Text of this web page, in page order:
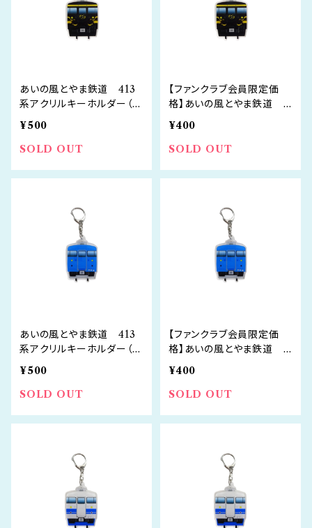
あいの風とやま鉄道 413
系アクリルキーホルダー（と
やま絵巻）
¥500
SOLD OUT
【ファンクラブ会員限定価
格】あいの風とやま鉄道 4
13系アクリルキーホルダー
（とやま絵巻）
¥400
SOLD OUT
あいの風とやま鉄道 413
系アクリルキーホルダー（北
陸地域色）
¥500
SOLD OUT
【ファンクラブ会員限定価
格】あいの風とやま鉄道 4
13系アクリルキーホルダー
（北陸地域色）
¥400
SOLD OUT